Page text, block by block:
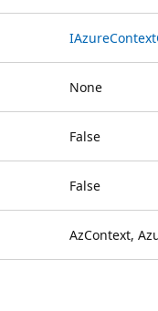
None
False
False
AzContext,